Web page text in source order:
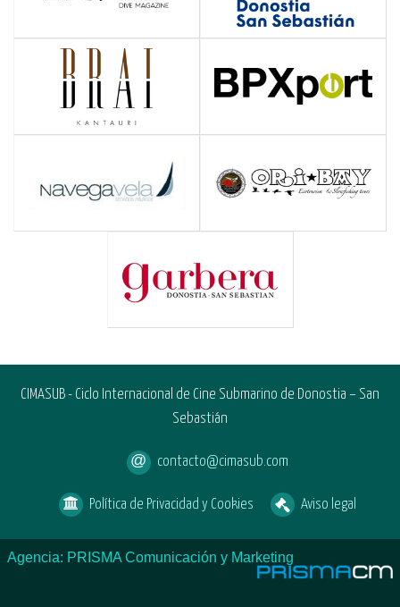
CIMASUB - Ciclo Internacional de Cine Submarino de Donostia – San
Sebastián
contacto@cimasub.com
Política de Privacidad y Cookies Aviso legal
Agencia: PRISMA Comunicación y Marketing